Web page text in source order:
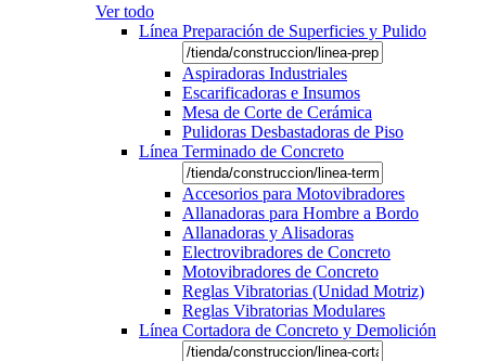
Ver todo
Línea Preparación de Superficies y Pulido
Aspiradoras Industriales
Escarificadoras e Insumos
Mesa de Corte de Cerámica
Pulidoras Desbastadoras de Piso
Línea Terminado de Concreto
Accesorios para Motovibradores
Allanadoras para Hombre a Bordo
Allanadoras y Alisadoras
Electrovibradores de Concreto
Motovibradores de Concreto
Reglas Vibratorias (Unidad Motriz)
Reglas Vibratorias Modulares
Línea Cortadora de Concreto y Demolición